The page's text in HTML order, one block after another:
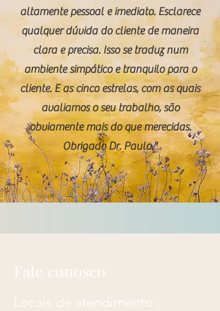
altamente pessoal e imediato. Esclarece
qualquer dúvida do cliente de maneira
clara e precisa. Isso se traduz num
ambiente simpático e tranquilo para o
cliente. E as cinco estrelas, com as quais
avaliamos o seu trabalho, são
obviamente mais do que merecidas.
Obrigado Dr. Paulo."
Fale conosco
Locais de atendimento :